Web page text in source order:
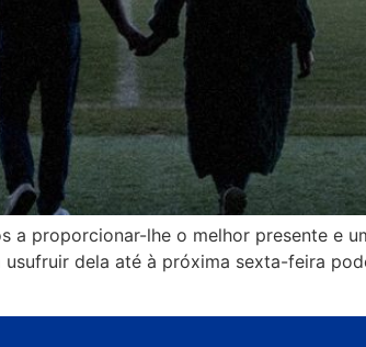
a proporcionar-lhe o melhor presente e
dela até à próxima sexta-feira